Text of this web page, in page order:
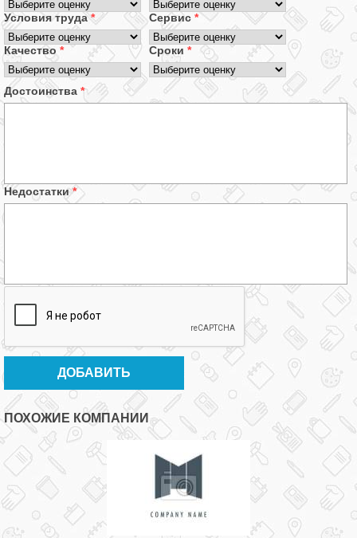
Условия труда * Сервис *
Качество * Сроки *
Достоинства *
Недостатки*
ПОХОЖИЕ КОМПАНИИ